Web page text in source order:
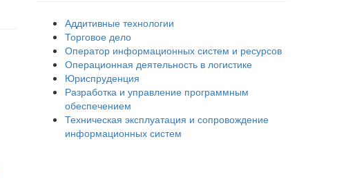
Аддитивные технологии
Торговое дело
Оператор информационных систем и ресурсов
Операционная деятельность в логистике
Юриспруденция
Разработка и управление программным
обеспечением
Техническая эксплуатация и сопровождение
информационных систем